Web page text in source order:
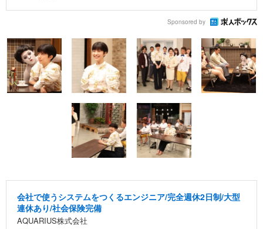
Sponsored by
会社で使うシステムをつくるエンジニア/完全週休2日制/大型
連休あり/社会保険完備
AQUARIUS株式会社